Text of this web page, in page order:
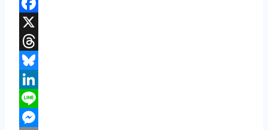
Google
Translate
Facebook
X
Threads
Bluesky
LinkedIn
Line